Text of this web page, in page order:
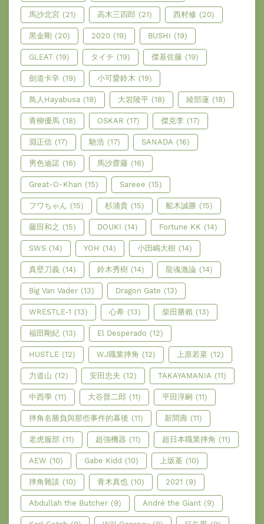
馬沙北宮 (21) 高木三四郎 (21) 西村修 (20)
黑金剛 (20) 2020 (19) BUSHI (19)
GLEAT (19) タイチ (19) 傑基佐藤 (19)
劍道卡辛 (19) 小可愛鈴木 (19)
鳥人Hayabusa (19) 大岩陵平 (18) 綾部蓮 (18)
青柳優馬 (18) OSKAR (17) 傑克李 (17)
淵正信 (17) 馳浩 (17) SANADA (16)
男色迪諾 (16) 馬沙齋藤 (16)
Great-O-Khan (15) Sareee (15)
フワちゃん (15) 杉浦貴 (15) 船木誠勝 (15)
藤田和之 (15) DOUKI (14) Fortune KK (14)
SWS (14) YOH (14) 小田嶋大樹 (14)
真壁刀義 (14) 鈴木秀樹 (14) 龍魂激論 (14)
Big Van Vader (13) Dragon Gate (13)
WRESTLE-1 (13) 心希 (13) 柴田勝賴 (13)
福田剛紀 (13) El Desperado (12)
HUSTLE (12) WJ職業摔角 (12) 上原若菜 (12)
力道山 (12) 安田忠夫 (12) TAKAYAMANIA (11)
中西學 (11) 大谷晉二郎 (11) 平田淳嗣 (11)
摔角名勝負與那些事件的幕後 (11) 新間壽 (11)
老虎服部 (11) 超強機器 (11) 超日本職業摔角 (11)
AEW (10) Gabe Kidd (10) 上坂堇 (10)
摔角雜談 (10) 青木真也 (10) 2021 (9)
Abdullah the Butcher (9) André the Giant (9)